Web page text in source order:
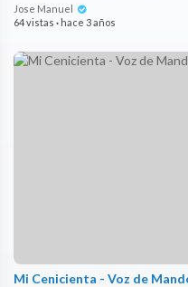
Jose Manuel
64 vistas · hace 3 años
Mi Cenicienta - Voz de